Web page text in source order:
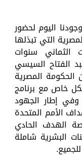
اليوم لحضور
التي تبذلها
سنوات
الفتاح السيسي
الحكومة المصرية
خاص مع برنامج
وفي إطار الجهود
رؤية مصر 2030 وأهداف الأمم المتحدة
لعام 2030 وبخاصة الهدف الحادي
البشرية شاملة